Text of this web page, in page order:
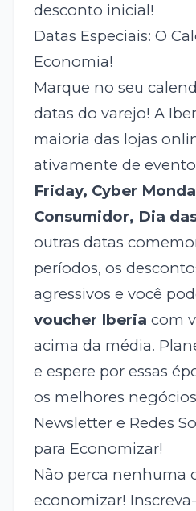
desconto inicial!
Datas Especiais: O
Economia!
Marque no seu
datas do varejo! A
maioria das lojas
ativamente de
Friday, Cyber
Consumidor, Dia
outras datas
períodos, os
agressivos e você
voucher Iberia com
acima da média.
e espere por essas
os melhores
Newsletter e Redes
para Economizar!
Não perca nenhuma
economizar!